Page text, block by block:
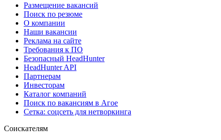
Размещение вакансий
Поиск по резюме
О компании
Наши вакансии
Реклама на сайте
Требования к ПО
Безопасный HeadHunter
HeadHunter API
Партнерам
Инвесторам
Каталог компаний
Поиск по вакансиям в Агое
Сетка: соцсеть для нетворкинга
Соискателям